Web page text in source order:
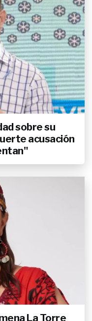
sobre su
acusación
La Torre